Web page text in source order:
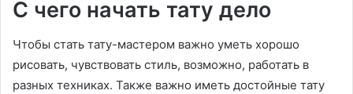
С чего начать тату дело
Чтобы стать тату-мастером важно уметь хорошо
рисовать, чувствовать стиль, возможно, работать в
разных техниках. Также важно иметь достойные тату